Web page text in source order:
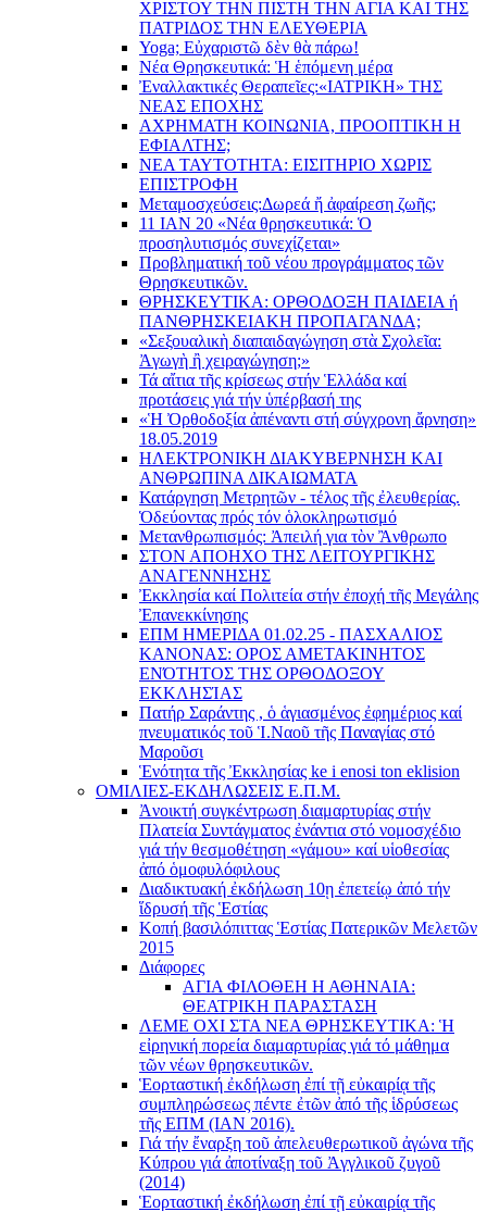
ΧΡΙΣΤΟΥ ΤΗΝ ΠΙΣΤΗ ΤΗΝ ΑΓΙΑ ΚΑΙ ΤΗΣ
ΠΑΤΡΙΔΟΣ ΤΗΝ ΕΛΕΥΘΕΡΙΑ
Yoga; Εὐχαριστῶ δὲν θὰ πάρω!
Νέα Θρησκευτικά: Ἡ ἑπόμενη μέρα
Ἐναλλακτικές Θεραπεῖες:«ΙΑΤΡΙΚΗ» ΤΗΣ
ΝΕΑΣ ΕΠΟΧΗΣ
ΑΧΡΗΜΑΤΗ ΚΟΙΝΩΝΙΑ, ΠΡΟΟΠΤΙΚΗ Η
ΕΦΙΑΛΤΗΣ;
ΝΕΑ ΤΑΥΤΟΤΗΤΑ: ΕΙΣΙΤΗΡΙΟ ΧΩΡΙΣ
ΕΠΙΣΤΡΟΦΗ
Μεταμοσχεύσεις:Δωρεά ἤ ἀφαίρεση ζωῆς;
11 ΙΑΝ 20 «Νέα θρησκευτικά: Ὁ
προσηλυτισμός συνεχίζεται»
Προβληματική τοῦ νέου προγράμματος τῶν
Θρησκευτικῶν.
ΘΡΗΣΚΕΥΤΙΚΑ: ΟΡΘΟΔΟΞΗ ΠΑΙΔΕΙΑ ή
ΠΑΝΘΡΗΣΚΕΙΑΚΗ ΠΡΟΠΑΓΑΝΔΑ;
«Σεξουαλικὴ διαπαιδαγώγηση στὰ Σχολεῖα:
Ἀγωγὴ ἢ χειραγώγηση;»
Τά αἴτια τῆς κρίσεως στήν Ἑλλάδα καί
προτάσεις γιά τήν ὑπέρβασή της
«Ἡ Ὀρθοδοξία ἀπέναντι στή σύγχρονη ἄρνηση»
18.05.2019
ΗΛΕΚΤΡΟΝΙΚΗ ΔΙΑΚΥΒΕΡΝΗΣΗ ΚΑΙ
ΑΝΘΡΩΠΙΝΑ ΔΙΚΑΙΩΜΑΤΑ
Κατάργηση Μετρητῶν - τέλος τῆς ἐλευθερίας.
Ὁδεύοντας πρός τόν ὁλοκληρωτισμό
Μετανθρωπισμός: Ἀπειλή για τὸν Ἂνθρωπο
ΣΤΟΝ ΑΠΟΗΧΟ ΤΗΣ ΛΕΙΤΟΥΡΓΙΚΗΣ
ΑΝΑΓΕΝΝΗΣΗΣ
Ἐκκλησία καί Πολιτεία στήν ἐποχή τῆς Μεγάλης
Ἐπανεκκίνησης
ΕΠΜ ΗΜΕΡΙΔΑ 01.02.25 - ΠΑΣΧΑΛΙΟΣ
ΚΑΝΟΝΑΣ: ΟΡΟΣ ΑΜΕΤΑΚΙΝΗΤΟΣ
ΕΝΌΤΗΤΟΣ ΤΗΣ ΟΡΘΟΔΟΞΟΥ
ΕΚΚΛΗΣΊΑΣ
Πατήρ Σαράντης , ὁ ἁγιασμένος ἐφημέριος καί
πνευματικός τοῦ Ἱ.Ναοῦ τῆς Παναγίας στό
Μαροῦσι
Ἑνότητα τῆς Ἐκκλησίας ke i enosi ton eklision
ΟΜΙΛΙΕΣ-ΕΚΔΗΛΩΣΕΙΣ Ε.Π.Μ.
Ἀνοικτή συγκέντρωση διαμαρτυρίας στήν
Πλατεία Συντάγματος ἐνάντια στό νομοσχέδιο
γιά τήν θεσμοθέτηση «γάμου» καί υἱοθεσίας
ἀπό ὁμοφυλόφιλους
Διαδικτυακή ἐκδήλωση 10ῃ ἐπετείῳ ἀπό τήν
ἵδρυσή τῆς Ἑστίας
Κοπή βασιλόπιττας Ἑστίας Πατερικῶν Μελετῶν
2015
Διάφορες
ΑΓΙΑ ΦΙΛΟΘΕΗ Η ΑΘΗΝΑΙΑ:
ΘΕΑΤΡΙΚΗ ΠΑΡΑΣΤΑΣΗ
ΛΕΜΕ ΟΧΙ ΣΤΑ ΝΕΑ ΘΡΗΣΚΕΥΤΙΚΑ: Ἡ
εἰρηνική πορεία διαμαρτυρίας γιά τό μάθημα
τῶν νέων θρησκευτικῶν.
Ἑορταστική ἐκδήλωση ἐπί τῇ εὐκαιρίᾳ τῆς
συμπληρώσεως πέντε ἐτῶν ἀπό τῆς ἱδρύσεως
τῆς ΕΠΜ (ΙΑΝ 2016).
Γιά τήν ἔναρξη τοῦ ἀπελευθερωτικοῦ ἀγώνα τῆς
Κύπρου γιά ἀποτίναξη τοῦ Ἀγγλικοῦ ζυγοῦ
(2014)
Ἑορταστική ἐκδήλωση ἐπί τῇ εὐκαιρίᾳ τῆς